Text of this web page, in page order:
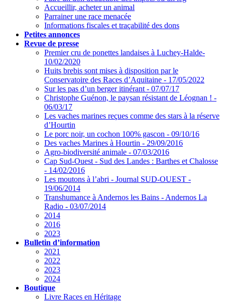
Accueillir, acheter un animal
Parrainer une race menacée
Informations fiscales et traçabilité des dons
Petites annonces
Revue de presse
Premier cru de ponettes landaises à Luchey-Halde-
10/02/2020
Huits brebis sont mises à disposition par le
Conservatoire des Races d’Aquitaine - 17/05/2022
Sur les pas d’un berger itinérant - 07/07/17
Christophe Guénon, le paysan résistant de Léognan ! -
06/03/17
Les vaches marines reçues comme des stars à la réserve
d’Hourtin
Le porc noir, un cochon 100% gascon - 09/10/16
Des vaches Marines à Hourtin - 29/09/2016
Agro-biodiversité animale - 07/03/2016
Cap Sud-Ouest - Sud des Landes : Barthes et Chalosse
- 14/02/2016
Les moutons à l’abri - Journal SUD-OUEST -
19/06/2014
Transhumance à Andernos les Bains - Andernos La
Radio - 03/07/2014
2014
2016
2023
Bulletin d’information
2021
2022
2023
2024
Boutique
Livre Races en Héritage